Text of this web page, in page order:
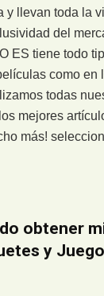
y llevan toda la
del
ES tiene todo
como en
todas
mejores
más!
obtener
y